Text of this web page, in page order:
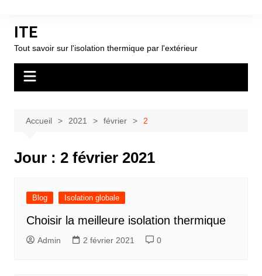
contenu
ITE
Tout savoir sur l'isolation thermique par l'extérieur
Accueil 2021 février 2
Jour : 2 février 2021
Blog Isolation globale
Choisir la meilleure isolation thermique
Admin 2 février 2021 0